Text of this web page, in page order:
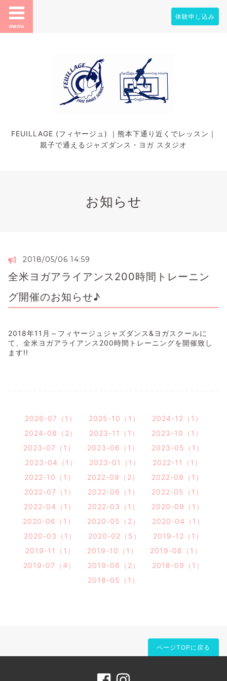
menu
体験申し込み
FEUILLAGE (フィヤージュ) ｜熊本下通り近くでレッスン｜
親子で通えるジャズダンス・ヨガ スタジオ
お知らせ
2018/05/06 14:59
全米ヨガアライアンス200時間トレーニン
グ開催のお知らせ♪
2018年11月～フィヤージュジャズダンス&ヨガスクールに
て、全米ヨガアライアンス200時間トレーニングを開催致し
ます!!
2026-07（1） 2025-10（1）
2024-12（1）
2024-08（2）
2023-11（1）
2023-10（1）
2023-07（1）
2023-06（1）
2023-05（1）
2023-04（1）
2023-01（1）
2022-11（1）
2022-10（1）
2022-09（2）
2022-08（1）
2022-07（1）
2022-06（1）
2022-05（1）
2022-04（1）
2022-03（1）
2020-09（1）
2020-06（1）
2020-05（2）
2020-04（1）
2020-03（1）
2020-02（5）
2019-12（1）
2019-11（1）
2019-10（1）
2019-08（1）
2019-07（4）
2019-06（2）
2018-09（1）
2018-05（1）
ページTOPに戻る